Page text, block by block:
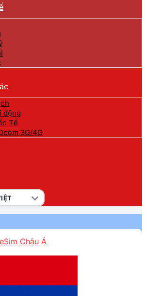
động
Tế
3G/4G
eSim Châu Á